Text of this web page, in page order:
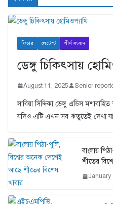
ফিচার লেটেস্ট শীর্ষ সংবাদ
ডেঙ্গু চিকিৎসায়
August 11, 2025 Senior
সাবিয়া সিদ্দিকা ডেঙ্গু এডিস
যদিও এটি এখন সব ঋতুতেই দেখা
বাংলায়
শীতের
January